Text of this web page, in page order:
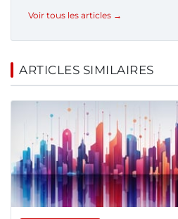
Voir tous les articles →
ARTICLES SIMILAIRES